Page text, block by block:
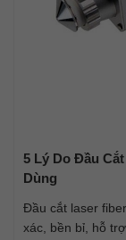
5 Lý Do Đầu
Dùng
Đầu cắt laser
xác, bền bỉ, hỗ